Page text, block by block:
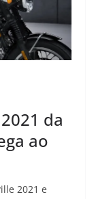
da
ao
2021 e